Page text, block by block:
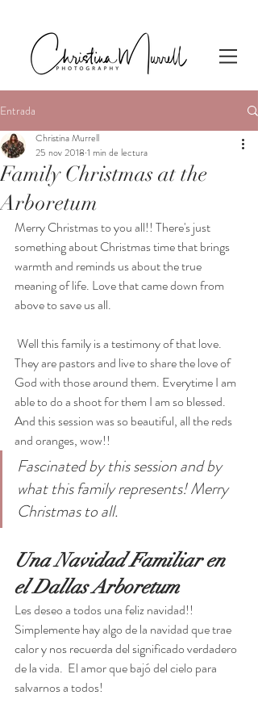
Entrada
Family Christmas at the
Arboretum
Christina Murrell
25 nov 2018 1 min de lectura
Merry Christmas to you all!! There's just
something about Christmas time that brings
warmth and reminds us about the true
meaning of life. Love that came down from
above to save us all.
They are pastors and live to share the love of
God with those around them. Everytime I am
able to do a shoot for them I am so blessed.
And this session was so beautiful, all the reds
and oranges, wow!!
Fascinated by this session and by
what this family represents! Merry
Christmas to all.
Una Navidad Familiar en
el Dallas Arboretum
Les deseo a todos una feliz navidad!!
Simplemente hay algo de la navidad que trae
calor y nos recuerda del significado verdadero
de la vida.  El amor que bajó del cielo para
salvarnos a todos!